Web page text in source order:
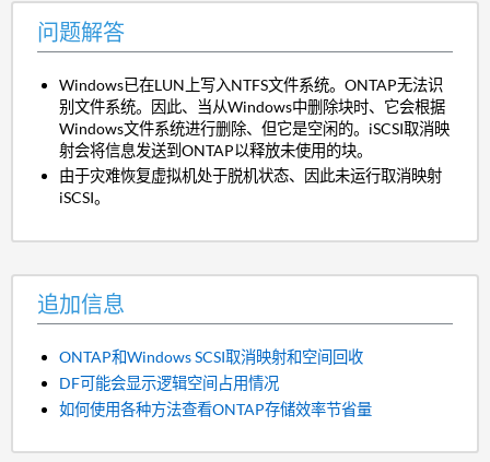
问题解答
Windows已在LUN上写入NTFS文件系统。ONTAP无法识
别文件系统。因此、当从Windows中删除块时、它会根据
Windows文件系统进行删除、但它是空闲的。iSCSI取消映
射会将信息发送到ONTAP以释放未使用的块。
由于灾难恢复虚拟机处于脱机状态、因此未运行取消映射
iSCSI。
追加信息
ONTAP和Windows SCSI取消映射和空间回收
DF可能会显示逻辑空间占用情况
如何使用各种方法查看ONTAP存储效率节省量